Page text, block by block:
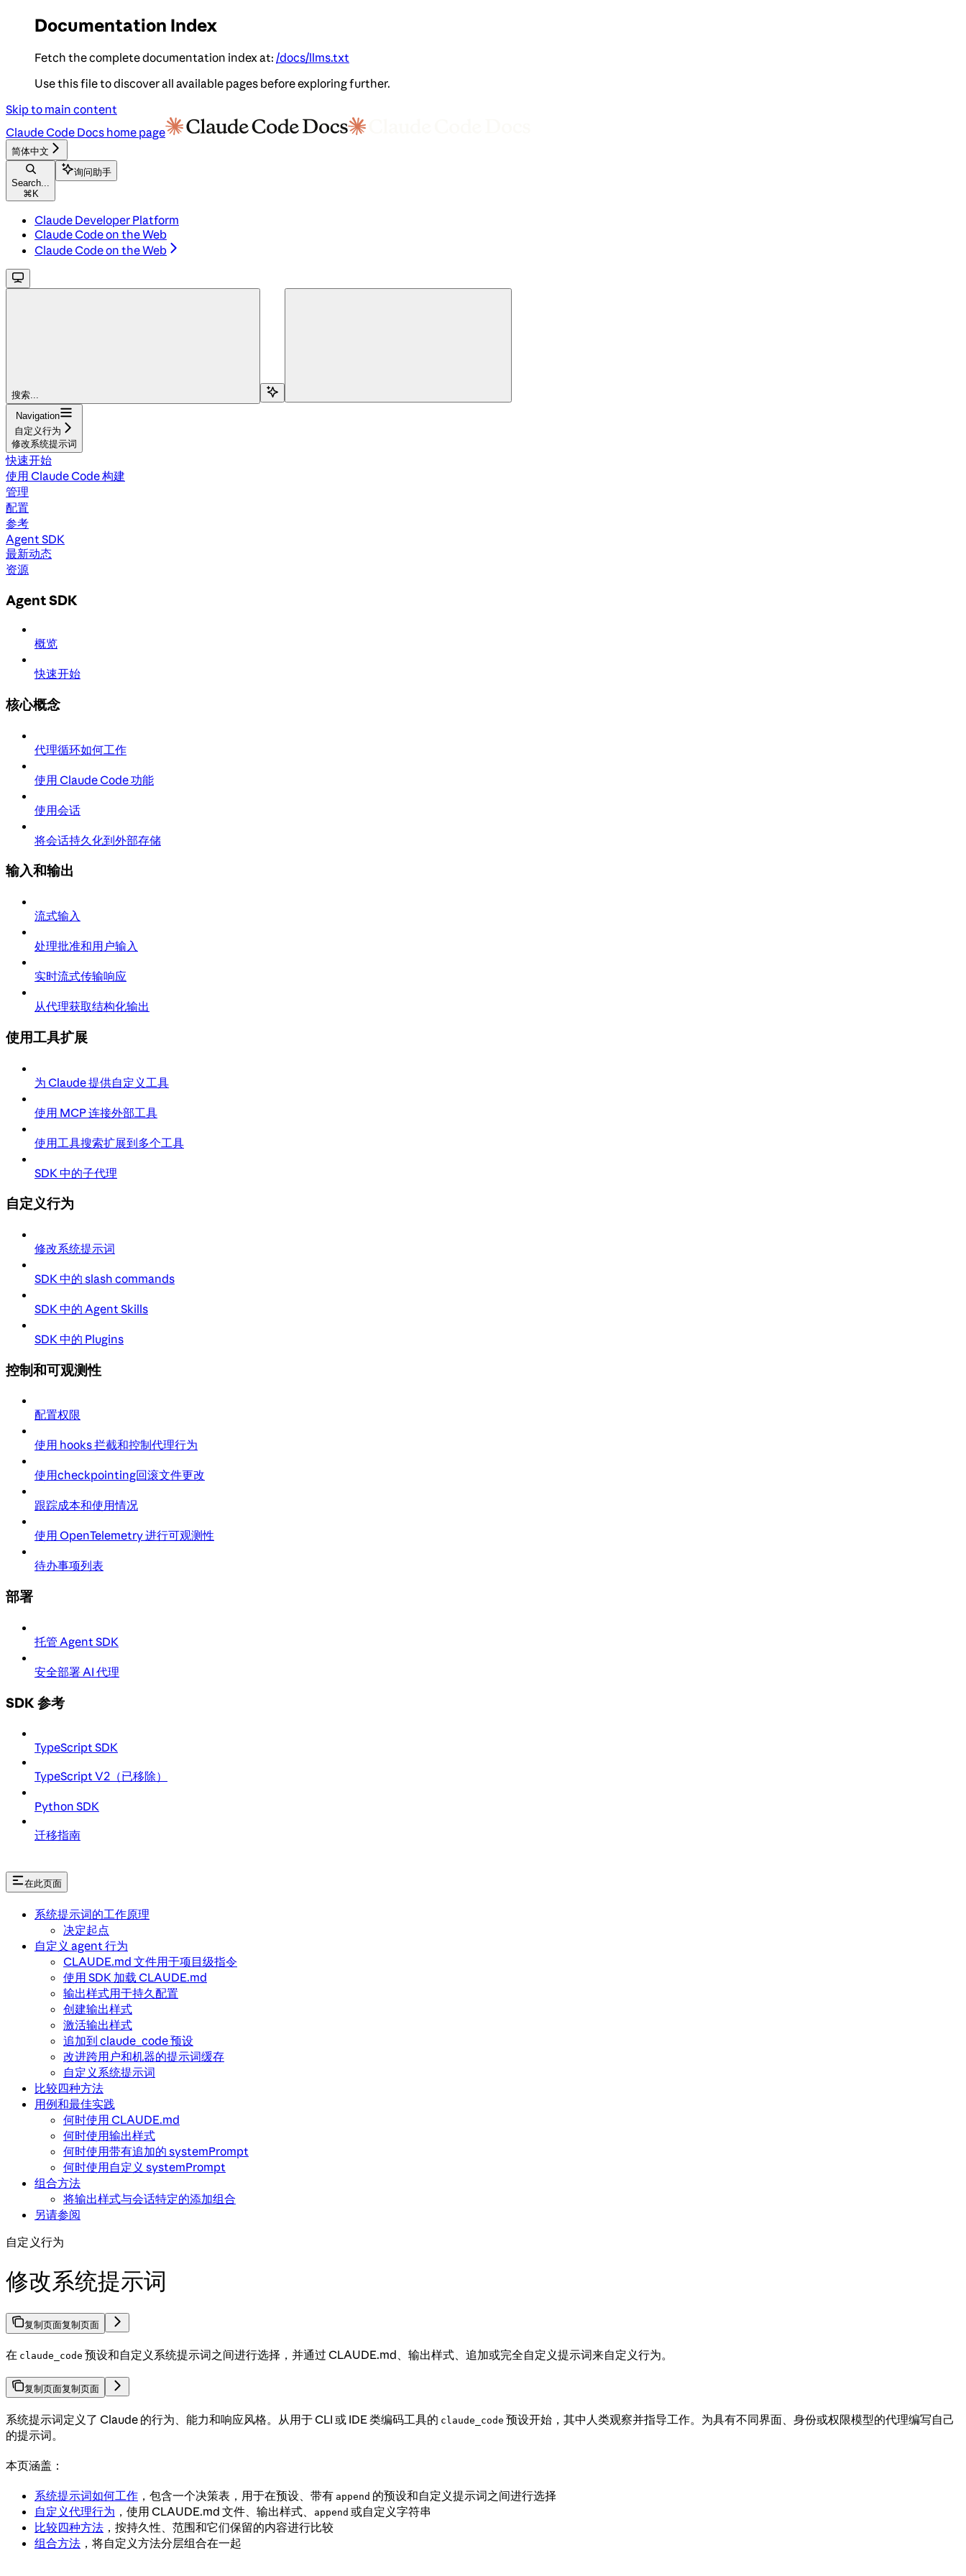
Documentation Index
Fetch the complete documentation index at: /docs/llms.txt
Use this file to discover all available pages before exploring further.
Skip to main content
Claude Code Docs home page
简体中文
Search...
⌘ K
询问助手
Claude Developer Platform
Claude Code on the Web
Claude Code on the Web
搜索...
Navigation
自定义行为
修改系统提示词
快速开始
使用 Claude Code 构建
管理
配置
参考
Agent SDK
最新动态
资源
Agent SDK
概览
快速开始
核心概念
代理循环如何工作
使用 Claude Code 功能
使用会话
将会话持久化到外部存储
输入和输出
流式输入
处理批准和用户输入
实时流式传输响应
从代理获取结构化输出
使用工具扩展
为 Claude 提供自定义工具
使用 MCP 连接外部工具
使用工具搜索扩展到多个工具
SDK 中的子代理
自定义行为
修改系统提示词
SDK 中的 slash commands
SDK 中的 Agent Skills
SDK 中的 Plugins
控制和可观测性
配置权限
使用 hooks 拦截和控制代理行为
使用checkpointing回滚文件更改
跟踪成本和使用情况
使用 OpenTelemetry 进行可观测性
待办事项列表
部署
托管 Agent SDK
安全部署 AI 代理
SDK 参考
TypeScript SDK
TypeScript V2（已移除）
Python SDK
迁移指南
在此页面
系统提示词的工作原理
决定起点
自定义 agent 行为
CLAUDE.md 文件用于项目级指令
使用 SDK 加载 CLAUDE.md
输出样式用于持久配置
创建输出样式
激活输出样式
追加到 claude_code 预设
改进跨用户和机器的提示词缓存
自定义系统提示词
比较四种方法
用例和最佳实践
何时使用 CLAUDE.md
何时使用输出样式
何时使用带有追加的 systemPrompt
何时使用自定义 systemPrompt
组合方法
将输出样式与会话特定的添加组合
另请参阅
自定义行为
修改系统提示词
复制页面复制页面
在 claude_code 预设和自定义系统提示词之间进行选择，并通过 CLAUDE.md、输出样式、追加或完全自定义提示词来自定义行为。
复制页面复制页面
系统提示词定义了 Claude 的行为、能力和响应风格。从用于 CLI 或 IDE 类编码工具的 claude_code 预设开始，其中人类观察并指导工作。为具有不同界面、身份或权限模型的代理编写自己
的提示词。
本页涵盖：
系统提示词如何工作 ，包含一个决策表，用于在预设、带有 append 的预设和自定义提示词之间进行选择
自定义代理行为 ，使用 CLAUDE.md 文件、输出样式、 append 或自定义字符串
比较四种方法 ，按持久性、范围和它们保留的内容进行比较
组合方法 ，将自定义方法分层组合在一起